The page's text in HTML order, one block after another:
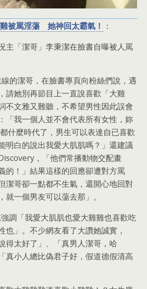
被罵淫蕩 她神回太霸氣！ ：
主「潔哥」李秉潔在臉書自曝被人罵
的潔哥，在臉書專頁向粉絲們說，遇
請她別再節目上一直說喜歡「大雞
不文雅又難聽，不希望男性因此誤會
「我一個人並不會代表所有女性，妳
什麼時代了，男生可以表達自已喜歡
明白的說出我愛大肌肌嗎？」還建議
，「他們常播動物交配畫
的！」結果這樣的回應卻遭對方罵
潔哥卻一點都不生氣，還開心地回對
就一個男友可以蕩去那」。
調「我愛大肌肌也愛大雞雞也喜歡吃
也」。不少網友看了大讚她誠實，
得太好了」、「真男人潔哥，哈
真小人總比偽君子好，假道德假清高